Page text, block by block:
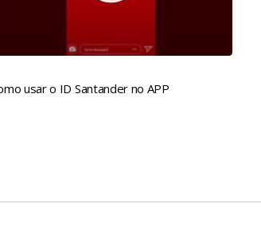
usar o ID Santander no APP